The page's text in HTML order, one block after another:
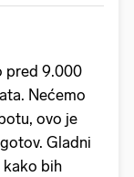
pred 9.000
Nećemo
ovo je
Gladni
kako bih